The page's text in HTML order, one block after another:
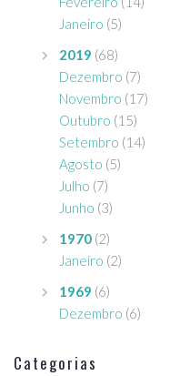
Janeiro (5)
2019 (68)
Dezembro (7)
Novembro (17)
Outubro (15)
Setembro (14)
Agosto (5)
Julho (7)
Junho (3)
1970 (2)
Janeiro (2)
1969 (6)
Dezembro (6)
Categorias